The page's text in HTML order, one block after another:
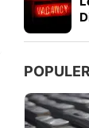
POPULER